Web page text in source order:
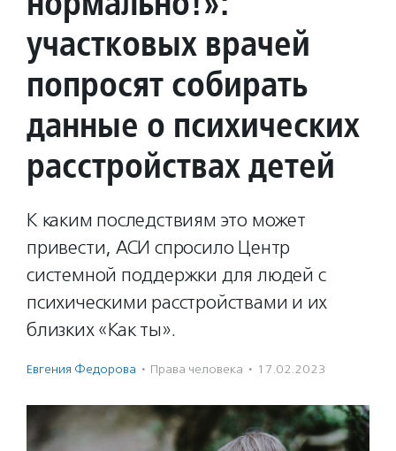
участковых врачей
попросят собирать
данные о психических
расстройствах детей
К каким последствиям это может
привести, АСИ спросило Центр
системной поддержки для людей с
психическими расстройствами и их
близких «Как ты».
Евгения Федорова · Права человека · 17.02.2023